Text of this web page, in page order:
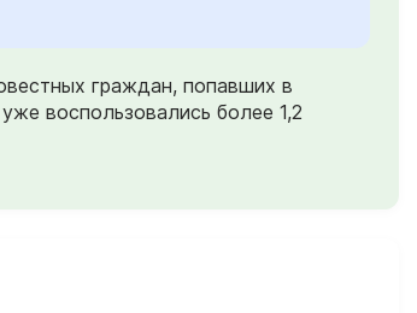
граждан, попавших в
воспользовались более 1,2